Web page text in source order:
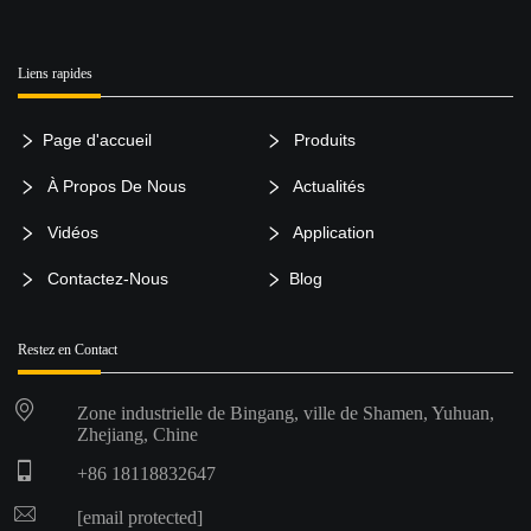
Liens rapides
Page d'accueil Produits
À Propos De Nous Actualités
Vidéos Application
Contactez-Nous Blog
Restez en Contact
Zone industrielle de Bingang, ville de Shamen, Yuhuan,
Zhejiang, Chine
+86 18118832647
[email protected]